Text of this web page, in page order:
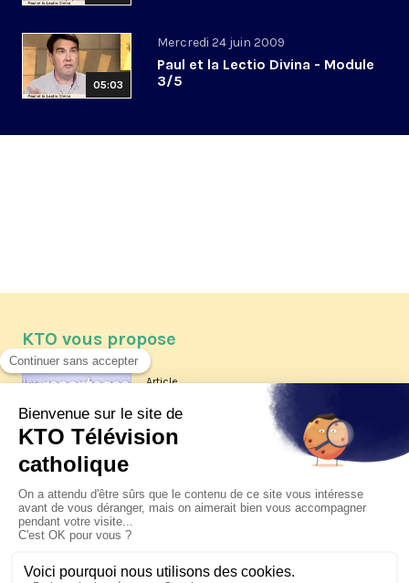
05:03
Mercredi 24 juin 2009
Paul et la Lectio Divina - Module
3/5
KTO vous propose
Article
Les reportages d'été 2026 de KTO
La visite pastorale du pape Léon
XIV à Assise à suivre sur KTO le
jeudi 6 août
Le pape en Uruguay, Argentine et